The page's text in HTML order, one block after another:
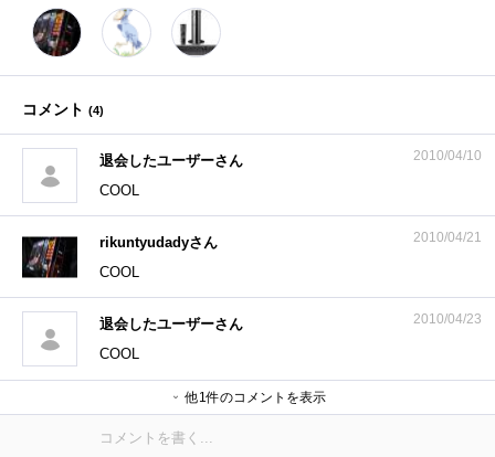
コメント (4)
退会したユーザーさん 2010/04/10
COOL
rikuntyudadyさん 2010/04/21
COOL
退会したユーザーさん 2010/04/23
COOL
退会したユーザーさん他1件のコメントを表示